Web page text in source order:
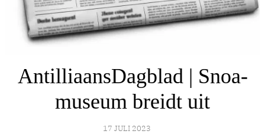
AntilliaansDagblad | Snoa-
museum breidt uit
17 JULI 2023